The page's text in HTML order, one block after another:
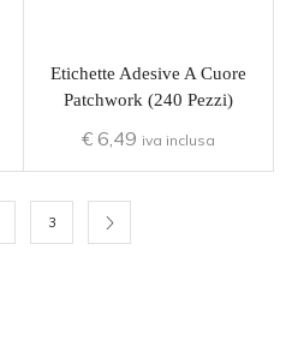
Etichette Adesive A Cuore
Patchwork (240 Pezzi)
€6,49 iva inclusa
3